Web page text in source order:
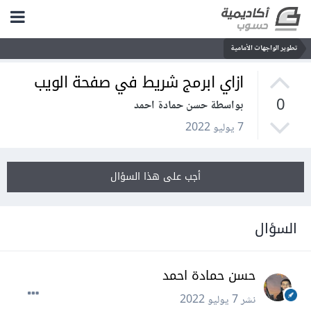
تطوير الواجهات الأمامية
0
ازاي ابرمج شريط في صفحة الويب
بواسطة حسن حمادة احمد
7 يوليو 2022
أجب على هذا السؤال
السؤال
حسن حمادة احمد
نشر7 يوليو 2022